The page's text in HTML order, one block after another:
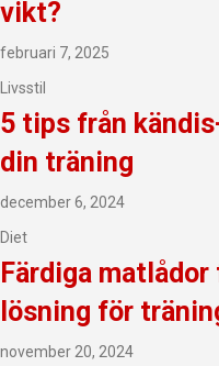
vikt?
februari 7, 2025
Livsstil
5 tips från
din träning
december 6, 2024
Diet
Färdiga
lösning för
november 20, 2024